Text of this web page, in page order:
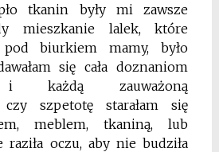
tkanin były mi zawsze
mieszkanie lalek, które
pod biurkiem mamy, było
się cała doznaniom
i każdą zauważoną
czy szpetotę starałam się
meblem, tkaniną, lub
oczu, aby nie budziła